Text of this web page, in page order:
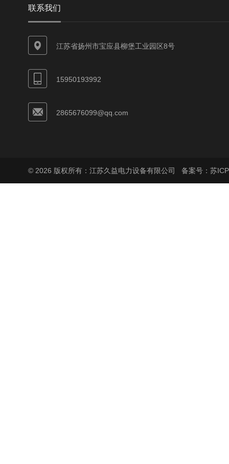
联系我们
江苏省扬州市宝应县柳堡工业园区8号
15950193992
2865676099@qq.com
© 2026 版权所有：江苏久益电力设备有限公司 备案号：苏